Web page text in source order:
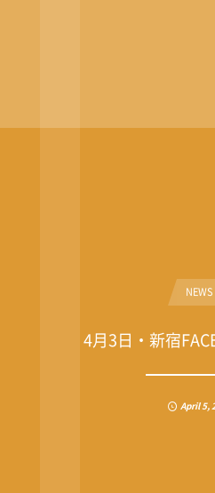
NEWS
4月3日・新宿
April5,